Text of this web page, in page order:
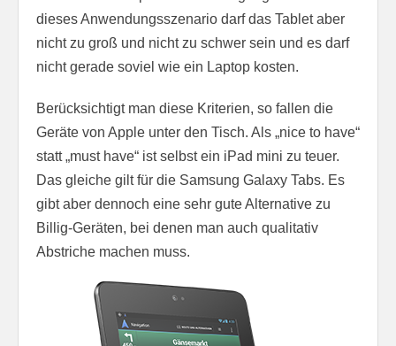
dieses Anwendungsszenario darf das Tablet aber
nicht zu groß und nicht zu schwer sein und es darf
nicht gerade soviel wie ein Laptop kosten.
Berücksichtigt man diese Kriterien, so fallen die
Geräte von Apple unter den Tisch. Als „nice to have“
statt „must have“ ist selbst ein iPad mini zu teuer.
Das gleiche gilt für die Samsung Galaxy Tabs. Es
gibt aber dennoch eine sehr gute Alternative zu
Billig-Geräten, bei denen man auch qualitativ
Abstriche machen muss.